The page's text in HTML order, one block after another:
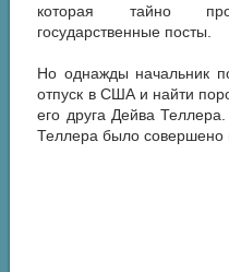
которая тайно
государственные посты.
Но однажды начальник
отпуск в США и найти
его друга Дейва
Теллера было совершено